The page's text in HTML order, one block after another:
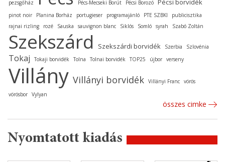
pezsgőház Pécs-Mecseki Borút Pécsi Borozó Pécsi borvidék
pinot noir Planina Borház portugieser programajánló PTE SZBKI
publicisztika
rajnai rizling
rozé Sauska sauvignon blanc Siklós Somló syrah Szabó Zoltán
Szekszárd Szekszárdi borvidék Szerbia Szlovénia
Tokaj Tokaji borvidék Tolna Tolnai borvidék TOP25 újbor verseny
Villány Villányi borvidék Villányi Franc vörös
vörösbor Vylyan
összes cimke
Nyomtatott kiadás